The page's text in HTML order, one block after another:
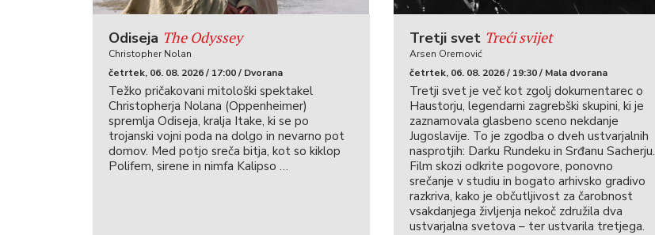
Odiseja The Odyssey
Christopher Nolan
četrtek, 06. 08. 2026 / 17:00 / Dvorana
Težko pričakovani mitološki spektakel
Christopherja Nolana (Oppenheimer)
spremlja Odiseja, kralja Itake, ki se po
trojanski vojni poda na dolgo in nevarno pot
domov. Med potjo sreča bitja, kot so kiklop
Polifem, sirene in nimfa Kalipso …
Tretji svet Treći svijet
Arsen Oremović
četrtek, 06. 08. 2026 / 19:30 / Mala dvorana
Tretji svet je več kot zgolj dokumentarec o
Haustorju, legendarni zagrebški skupini, ki je
zaznamovala glasbeno sceno nekdanje
Jugoslavije. To je zgodba o dveh ustvarjalnih
nasprotjih: Darku Rundeku in Srđanu Sacherju.
Film skozi odkrite pogovore, ponovno
srečanje v studiu in bogato arhivsko gradivo
razkriva, kako je občutljivost za čarobnost
vsakdanjega življenja nekoč združila dva
ustvarjalna svetova – ter ustvarila tretjega.